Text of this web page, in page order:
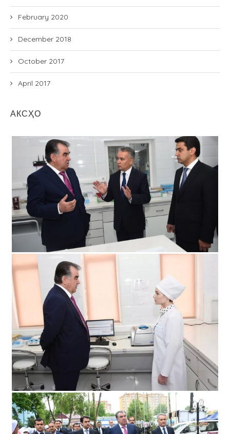
February 2020
December 2018
October 2017
April 2017
АКСҲО